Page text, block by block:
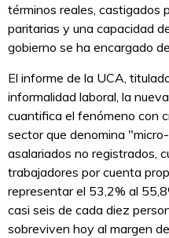
términos reales, castigados
paritarias y una capacidad
gobierno se ha encargado
El informe de la UCA,
informalidad laboral, la
cuantifica el fenómeno con
sector que denomina
asalariados no registrados,
trabajadores por cuenta
representar el 53,2% al
casi seis de cada diez
sobreviven hoy al margen